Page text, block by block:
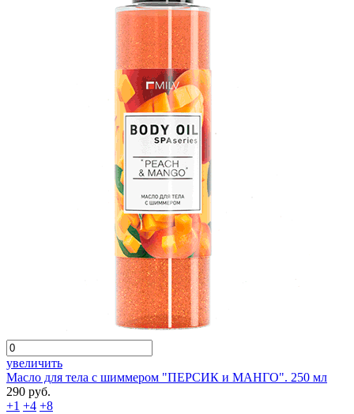
увеличить
Масло для тела с шиммером "ПЕРСИК и МАНГО". 250 мл
290 руб.
+1 +4 +8